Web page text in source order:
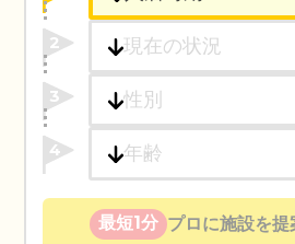
2
3
4
最短1分 プロに施設を提